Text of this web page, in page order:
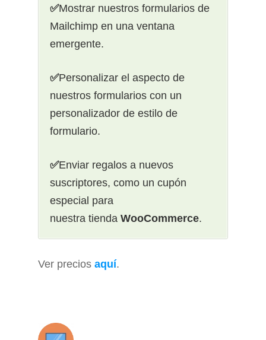
✅Mostrar nuestros formularios de
Mailchimp en una ventana
emergente.
✅Personalizar el aspecto de
nuestros formularios con un
personalizador de estilo de
formulario.
✅Enviar regalos a nuevos
suscriptores, como un cupón
especial para
nuestra tienda WooCommerce.
Ver precios aquí.